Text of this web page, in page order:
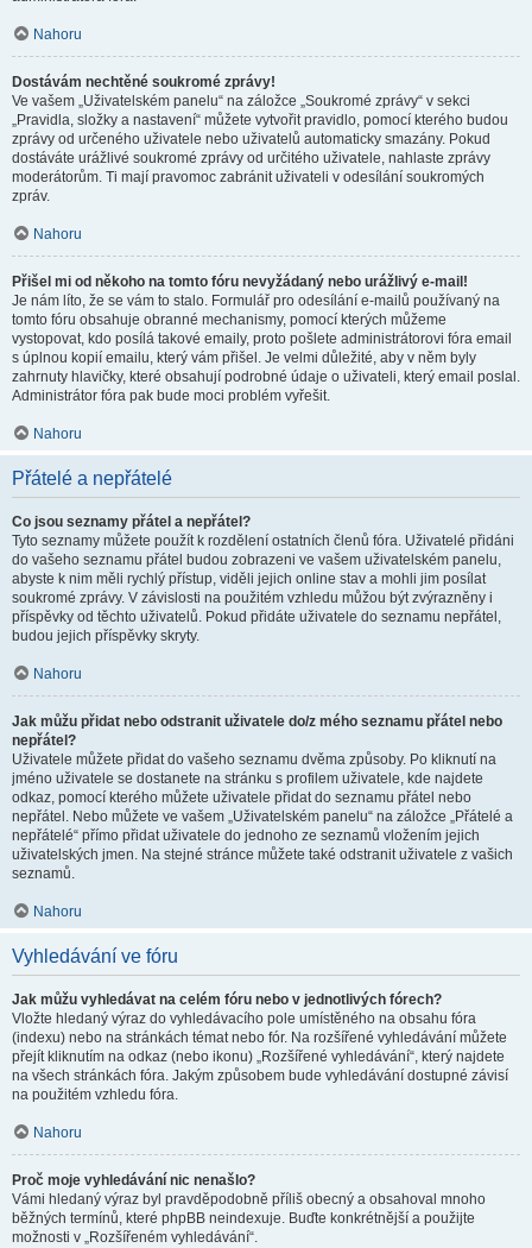
Nahoru
Dostávám nechtěné soukromé zprávy!
Ve vašem „Uživatelském panelu“ na záložce „Soukromé zprávy“ v sekci
„Pravidla, složky a nastavení“ můžete vytvořit pravidlo, pomocí kterého budou
zprávy od určeného uživatele nebo uživatelů automaticky smazány. Pokud
dostáváte urážlivé soukromé zprávy od určitého uživatele, nahlaste zprávy
moderátorům. Ti mají pravomoc zabránit uživateli v odesílání soukromých
zpráv.
Nahoru
Přišel mi od někoho na tomto fóru nevyžádaný nebo urážlivý e-mail!
Je nám líto, že se vám to stalo. Formulář pro odesílání e-mailů používaný na
tomto fóru obsahuje obranné mechanismy, pomocí kterých můžeme
vystopovat, kdo posílá takové emaily, proto pošlete administrátorovi fóra email
s úplnou kopií emailu, který vám přišel. Je velmi důležité, aby v něm byly
zahrnuty hlavičky, které obsahují podrobné údaje o uživateli, který email poslal.
Administrátor fóra pak bude moci problém vyřešit.
Nahoru
Přátelé a nepřátelé
Co jsou seznamy přátel a nepřátel?
Tyto seznamy můžete použít k rozdělení ostatních členů fóra. Uživatelé přidáni
do vašeho seznamu přátel budou zobrazeni ve vašem uživatelském panelu,
abyste k nim měli rychlý přístup, viděli jejich online stav a mohli jim posílat
soukromé zprávy. V závislosti na použitém vzhledu můžou být zvýrazněny i
příspěvky od těchto uživatelů. Pokud přidáte uživatele do seznamu nepřátel,
budou jejich příspěvky skryty.
Nahoru
Jak můžu přidat nebo odstranit uživatele do/z mého seznamu přátel nebo
nepřátel?
Uživatele můžete přidat do vašeho seznamu dvěma způsoby. Po kliknutí na
jméno uživatele se dostanete na stránku s profilem uživatele, kde najdete
odkaz, pomocí kterého můžete uživatele přidat do seznamu přátel nebo
nepřátel. Nebo můžete ve vašem „Uživatelském panelu“ na záložce „Přátelé a
nepřátelé“ přímo přidat uživatele do jednoho ze seznamů vložením jejich
uživatelských jmen. Na stejné stránce můžete také odstranit uživatele z vašich
seznamů.
Nahoru
Vyhledávání ve fóru
Jak můžu vyhledávat na celém fóru nebo v jednotlivých fórech?
Vložte hledaný výraz do vyhledávacího pole umístěného na obsahu fóra
(indexu) nebo na stránkách témat nebo fór. Na rozšířené vyhledávání můžete
přejít kliknutím na odkaz (nebo ikonu) „Rozšířené vyhledávání“, který najdete
na všech stránkách fóra. Jakým způsobem bude vyhledávání dostupné závisí
na použitém vzhledu fóra.
Nahoru
Proč moje vyhledávání nic nenašlo?
Vámi hledaný výraz byl pravděpodobně příliš obecný a obsahoval mnoho
běžných termínů, které phpBB neindexuje. Buďte konkrétnější a použijte
možnosti v „Rozšířeném vyhledávání“.